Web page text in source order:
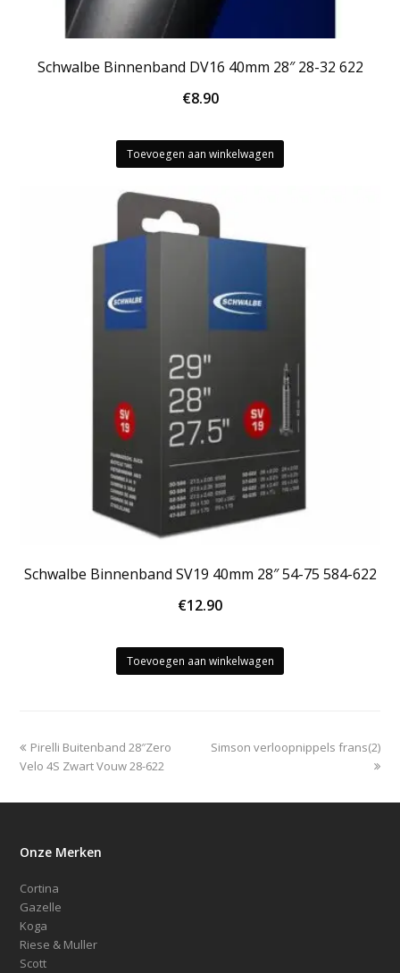
Schwalbe Binnenband DV16 40mm 28″ 28-32 622
€8.90
Toevoegen aan winkelwagen
Schwalbe Binnenband SV19 40mm 28″ 54-75 584-622
€12.90
Toevoegen aan winkelwagen
previous
post:
Pirelli Buitenband 28″Zero
Velo 4S Zwart Vouw 28-622
next
Simson verloopnippels frans(2)
Onze Merken
Cortina
Gazelle
Koga
Riese & Muller
Scott